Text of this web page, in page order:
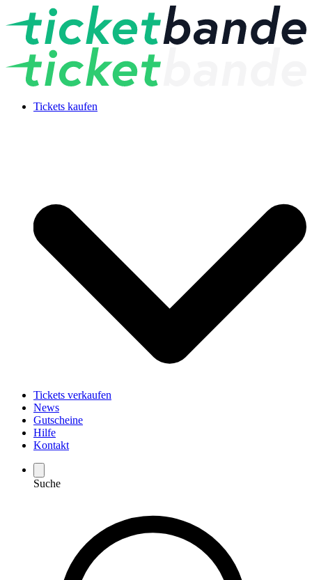
Tickets kaufen
Tickets verkaufen
News
Gutscheine
Hilfe
Kontakt
Suche